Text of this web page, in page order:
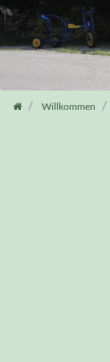
Willkommen